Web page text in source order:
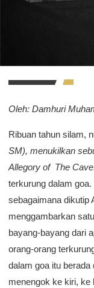
Oleh: Damhuri
Ribuan tahun silam,
SM), menukilkan
Allegory of The Cave
terkurung dalam goa.
sebagaimana dikutip
menggambarkan
bayang-bayang dari
orang-orang
dalam goa itu
menengok ke kiri,